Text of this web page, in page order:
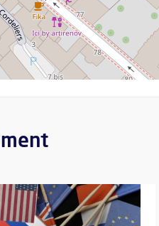
: Le projet